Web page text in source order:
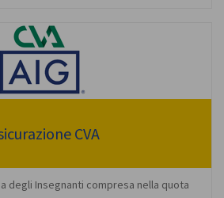
CVA
degli Insegnanti compresa nella quota